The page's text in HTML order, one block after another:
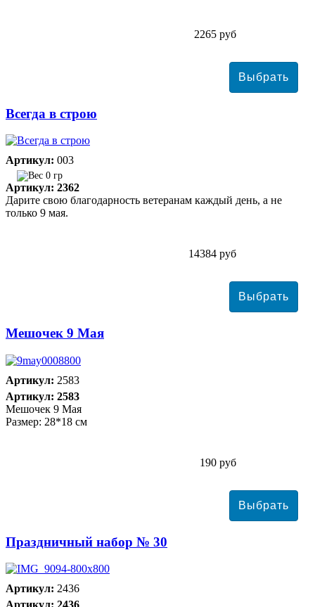
2265 руб
Всегда в строю
Артикул: 003
0 гр
Артикул: 2362
Дарите свою благодарность ветеранам каждый день, а не
только 9 мая.
14384 руб
Мешочек 9 Мая
Артикул: 2583
Артикул: 2583
Мешочек 9 Мая
Размер: 28*18 см
190 руб
Праздничный набор № 30
Артикул: 2436